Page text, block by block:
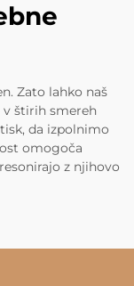
Zato lahko naš
štirih smereh
da izpolnimo
omogoča
z njihovo